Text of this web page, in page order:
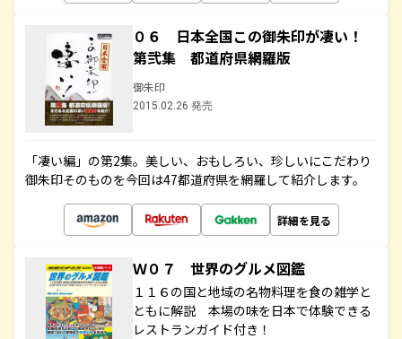
０６ 日本全国この御朱印が凄い！
第弐集 都道府県網羅版
御朱印
2015.02.26 発売
「凄い編」の第2集。美しい、おもしろい、珍しいにこだわり
御朱印そのものを今回は47都道府県を網羅して紹介します。
詳細を見る
Ｗ０７ 世界のグルメ図鑑
１１６の国と地域の名物料理を食の雑学と
ともに解説 本場の味を日本で体験できる
レストランガイド付き！